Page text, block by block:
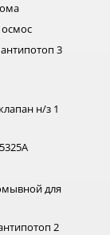
3
н/з 1
для
2